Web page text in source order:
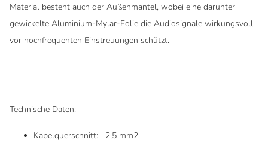
Material besteht auch der Außenmantel, wobei eine darunter
gewickelte Aluminium-Mylar-Folie die Audiosignale wirkungsvoll
vor hochfrequenten Einstreuungen schützt.
Technische Daten:
Kabelquerschnitt: 2,5 mm2